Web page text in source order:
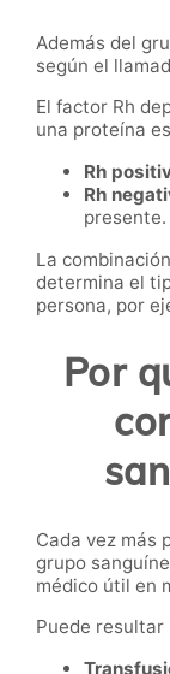
Además del
según el
El factor Rh
una proteína
Rh
Rh
presente.
La
determina el
persona, por
Por
Cada vez más
grupo
médico útil en
Puede